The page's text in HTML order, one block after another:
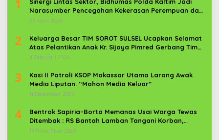
1
Sinergi Lintas Sektor, Bidhumas Polda Kaltim Jadi
Narasumber Pencegahan Kekerasan Perempuan dan
Anak
29 April 2026
2
Keluarga Besar TIM SOROT SULSEL Ucapkan Selamat
Atas Pelantikan Anak Kr. Sijaya Pimred Gerbang Timur
News Com Sebagai Prajurit TNI
4 Februari 2026
3
Kasi II Patroli KSOP Makassar Utama Larang Awak
Media Liputan. “Mohon Media Keluar”
11 Desember 2025
4
Bentrok Sapiria–Borta Memanas Usai Warga Tewas
Ditembak : RS Bantah Lamban Tangani Korban,
Aparat TNI-POLRI Dikerahkan
19 November 2025